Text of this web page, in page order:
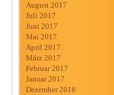
August 2017
Juli 2017
Juni 2017
Mai 2017
April 2017
März 2017
Februar 2017
Januar 2017
Dezember 2016